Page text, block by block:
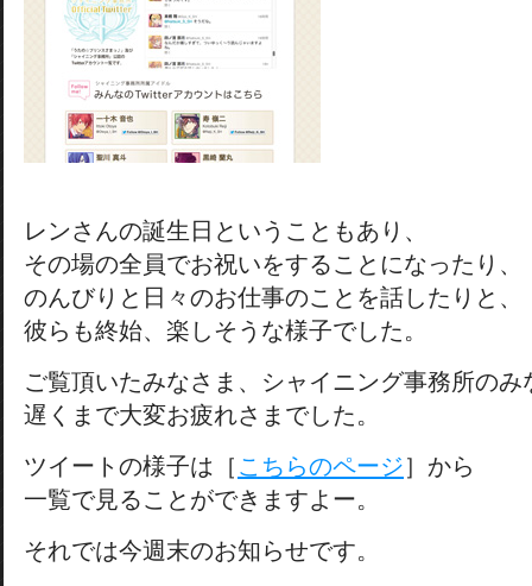
レンさんの誕生日ということもあり、
その場の全員でお祝いをすることになったり、
のんびりと日々のお仕事のことを話したりと、
彼らも終始、楽しそうな様子でした。
ご覧頂いたみなさま、シャイニング事務所のみ
遅くまで大変お疲れさまでした。
ツイートの様子は［ こちらのページ］から
一覧で見ることができますよー。
それでは今週末のお知らせです。